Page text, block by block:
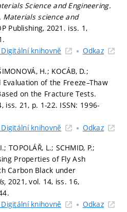
Science and Engineering.
Materials science and
Publishing, 2021. iss. 1,
knihovně Odkaz
H.; KOCÁB, D.;
Evaluation of the Freeze–Thaw
on the Fracture Tests.
iss. 21, p. 1-22. ISSN: 1996-
knihovně Odkaz
TOPOLÁŘ, L.; SCHMID, P.;
Properties of Fly Ash
Carbon Black under
2021, vol. 14, iss. 16,
knihovně Odkaz